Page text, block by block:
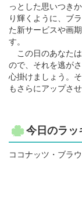
っとした思いつき
り輝くように、ブ
た新サービスや画
す。
この日のあなた
ので、それを逃が
心掛けましょう。
もさらにアップさせ
今日のラッ
ココナッツ・ブラ